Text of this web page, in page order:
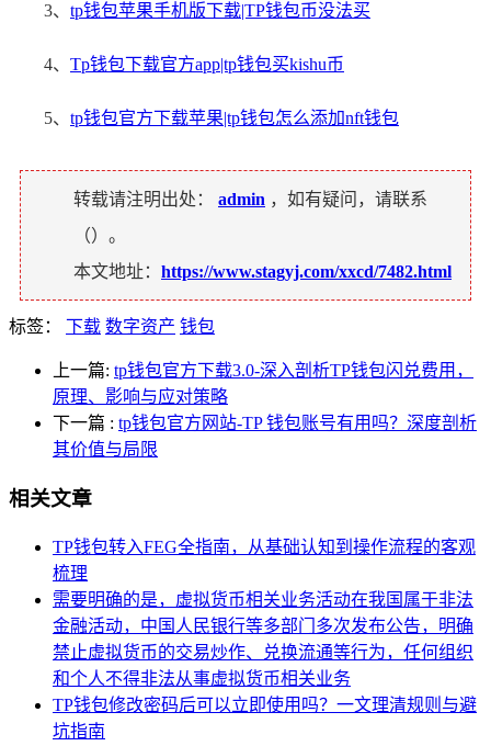
3、 tp钱包苹果手机版下载|TP钱包币没法买
4、 Tp钱包下载官方app|tp钱包买kishu币
5、 tp钱包官方下载苹果|tp钱包怎么添加nft钱包
转载请注明出处： admin ，如有疑问，请联系
（）。
本文地址： https://www.stagyj.com/xxcd/7482.html
标签： 下载 数字资产 钱包
上一篇: tp钱包官方下载3.0-深入剖析TP钱包闪兑费用，
原理、影响与应对策略
下一篇 : tp钱包官方网站-TP 钱包账号有用吗？深度剖析
其价值与局限
相关文章
TP钱包转入FEG全指南，从基础认知到操作流程的客观
梳理
需要明确的是，虚拟货币相关业务活动在我国属于非法
金融活动，中国人民银行等多部门多次发布公告，明确
禁止虚拟货币的交易炒作、兑换流通等行为，任何组织
和个人不得非法从事虚拟货币相关业务
TP钱包修改密码后可以立即使用吗？一文理清规则与避
坑指南